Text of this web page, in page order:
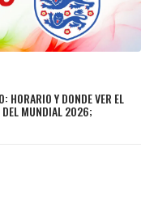
HORARIO Y DONDE VER EL
DEL MUNDIAL 2026;